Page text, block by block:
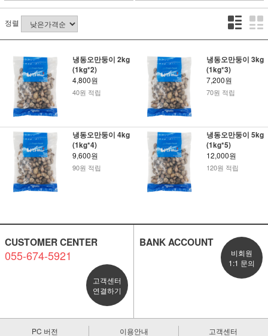
정렬
냉동오만둥이 2kg
(1kg*2)
4,800원
40원 적립
냉동오만둥이 3kg
(1kg*3)
7,200원
70원 적립
냉동오만둥이 4kg
(1kg*4)
9,600원
90원 적립
냉동오만둥이 5kg
(1kg*5)
12,000원
120원 적립
CUSTOMER CENTER
055-674-5921
고객센터
연결하기
BANK ACCOUNT
비회원
1:1 문의
PC 버전 이용안내 고객센터